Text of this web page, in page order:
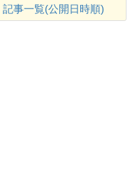
記事一覧(公開日時順)